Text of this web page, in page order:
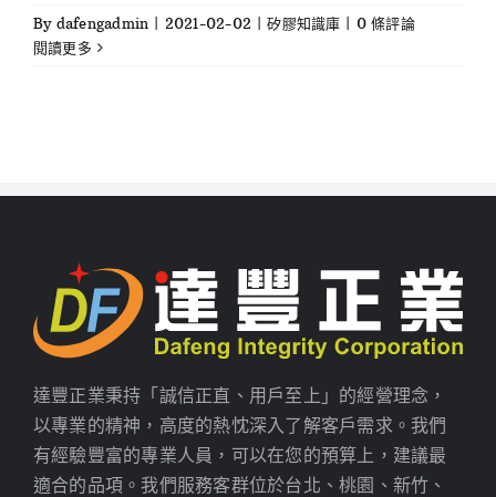
By dafengadmin 2021-02-02 矽膠知識庫
0 條評論
閱讀更多
達豐正業秉持「誠信正直、用戶至上」的經營理念，
以專業的精神，高度的熱忱深入了解客戶需求。我們
有經驗豐富的專業人員，可以在您的預算上，建議最
適合的品項。我們服務客群位於台北、桃園、新竹、